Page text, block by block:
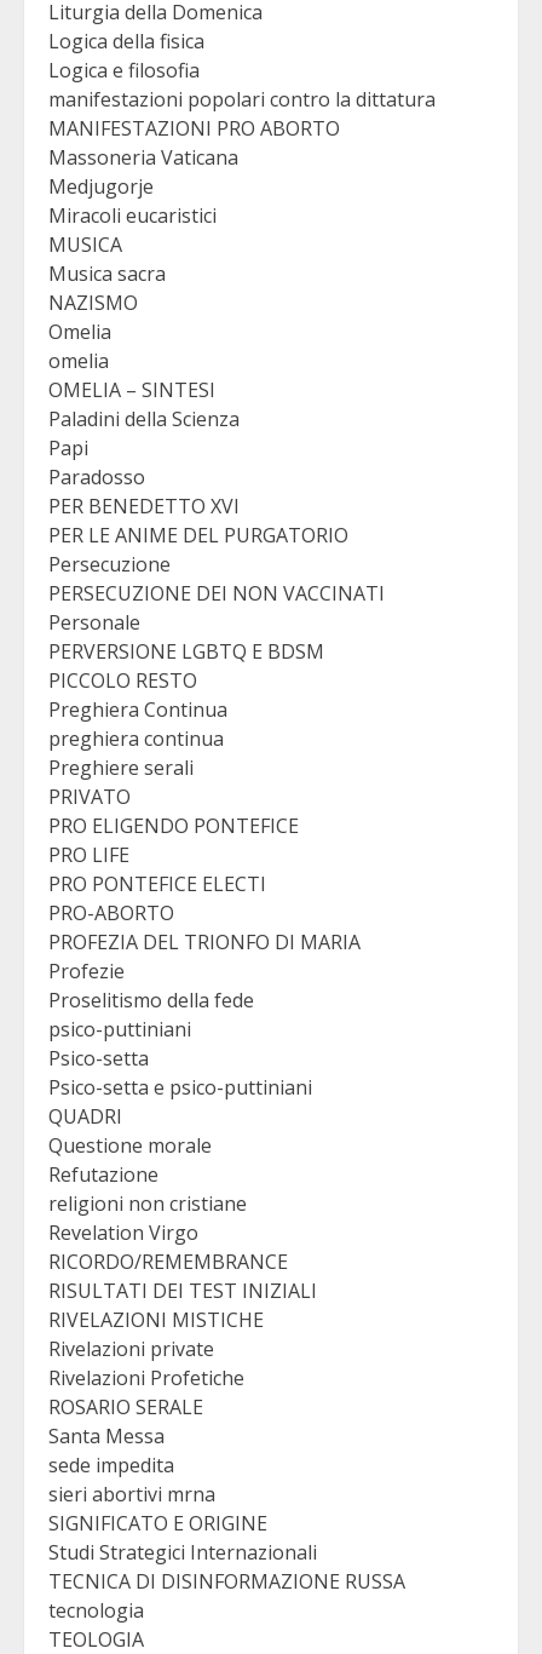
Liturgia della Domenica
Logica della fisica
Logica e filosofia
manifestazioni popolari contro la dittatura
MANIFESTAZIONI PRO ABORTO
Massoneria Vaticana
Medjugorje
Miracoli eucaristici
MUSICA
Musica sacra
NAZISMO
Omelia
omelia
OMELIA – SINTESI
Paladini della Scienza
Papi
Paradosso
PER BENEDETTO XVI
PER LE ANIME DEL PURGATORIO
Persecuzione
PERSECUZIONE DEI NON VACCINATI
Personale
PERVERSIONE LGBTQ E BDSM
PICCOLO RESTO
Preghiera Continua
preghiera continua
Preghiere serali
PRIVATO
PRO ELIGENDO PONTEFICE
PRO LIFE
PRO PONTEFICE ELECTI
PRO-ABORTO
PROFEZIA DEL TRIONFO DI MARIA
Profezie
Proselitismo della fede
psico-puttiniani
Psico-setta
Psico-setta e psico-puttiniani
QUADRI
Questione morale
Refutazione
religioni non cristiane
Revelation Virgo
RICORDO/REMEMBRANCE
RISULTATI DEI TEST INIZIALI
RIVELAZIONI MISTICHE
Rivelazioni private
Rivelazioni Profetiche
ROSARIO SERALE
Santa Messa
sede impedita
sieri abortivi mrna
SIGNIFICATO E ORIGINE
Studi Strategici Internazionali
TECNICA DI DISINFORMAZIONE RUSSA
tecnologia
TEOLOGIA